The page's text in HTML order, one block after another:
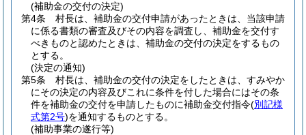
(補助金の交付の決定)
第4条
村長は、補助金の交付申請があったときは、当該申請
に係る書類の審査及びその内容を調査し、補助金を交付す
べきものと認めたときは、補助金の交付の決定をするもの
とする。
(決定の通知)
第5条
村長は、補助金の交付の決定をしたときは、すみやか
にその決定の内容及びこれに条件を付した場合にはその条
件を補助金の交付を申請したものに補助金交付指令(別記様
式第2号)を通知するものとする。
(補助事業の遂行等)